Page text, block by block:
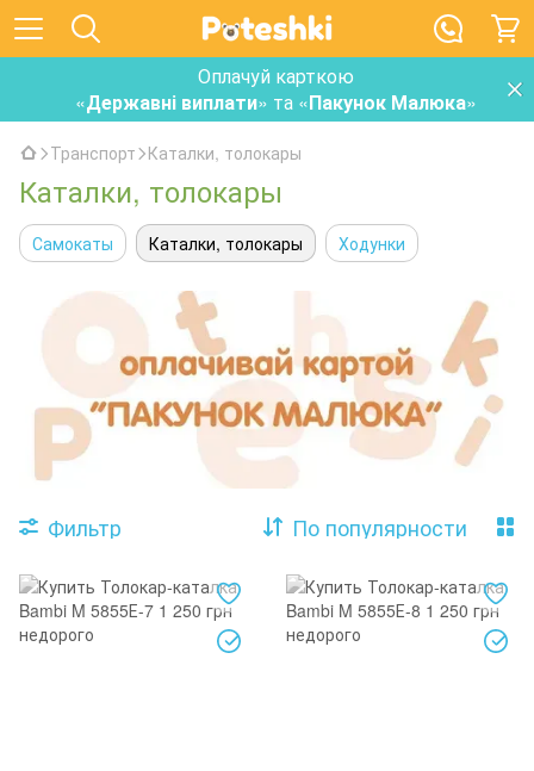
Оплачуй карткою
«Державні виплати» та «Пакунок Малюка»
Транспорт Каталки, толокары
Каталки, толокары
Самокаты Каталки, толокары Ходунки
Фильтр По популярности